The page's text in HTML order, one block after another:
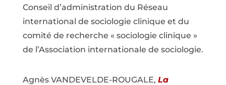
Conseil d’administration du Réseau
international de sociologie clinique et du
comité de recherche « sociologie clinique »
de l’Association internationale de sociologie.
Agnès VANDEVELDE-ROUGALE, La